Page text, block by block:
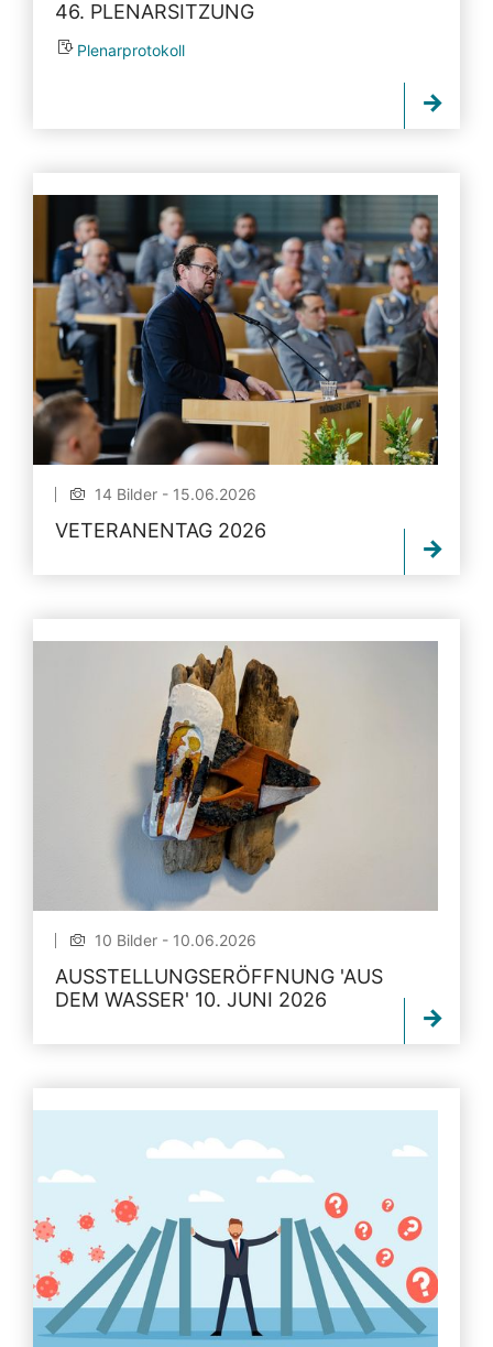
46. PLENARSITZUNG
Plenarprotokoll
14 Bilder - 15.06.2026
VETERANENTAG 2026
10 Bilder - 10.06.2026
AUSSTELLUNGSERÖFFNUNG 'AUS
DEM WASSER' 10. JUNI 2026